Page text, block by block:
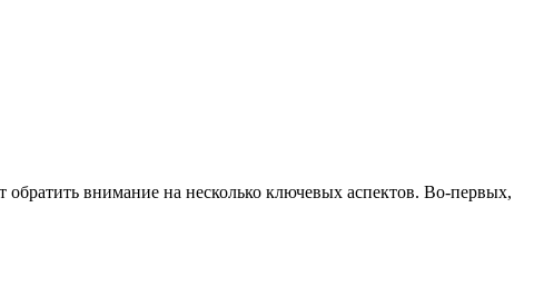
внимание на несколько ключевых аспектов. Во-первых,